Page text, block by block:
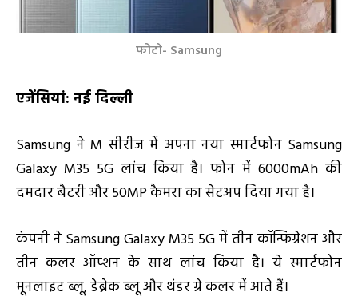
फोटो- Samsung
एजेंसियां: नई दिल्ली
Samsung ने M सीरीज में अपना नया स्मार्टफोन Samsung
Galaxy M35 5G लांच किया है। फोन में 6000mAh की
दमदार बैटरी और 50MP कैमरा का सेटअप दिया गया है।
कंपनी ने Samsung Galaxy M35 5G में तीन कॉन्फिग्रेशन और
तीन कलर ऑप्शन के साथ लांच किया है। ये स्मार्टफोन
मूनलाइट ब्लू, डेब्रेक ब्लू और थंडर ग्रे कलर में आते हैं।